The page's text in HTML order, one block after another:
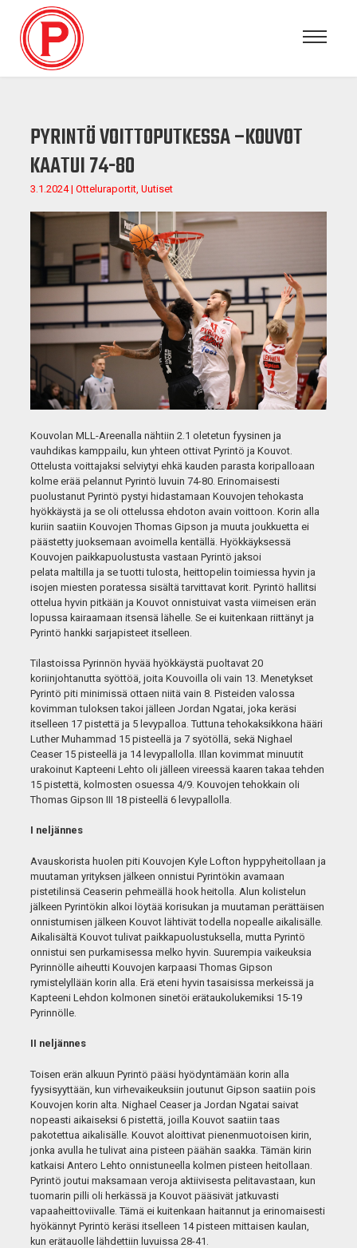
PYRINTÖ VOITTOPUTKESSA –KOUVOT
KAATUI 74-80
3.1.2024 | Otteluraportit, Uutiset
Kouvolan MLL-Areenalla nähtiin 2.1 oletetun fyysinen ja
vauhdikas kamppailu, kun yhteen ottivat Pyrintö ja Kouvot.
Ottelusta voittajaksi selviytyi ehkä kauden parasta koripalloaan
kolme erää pelannut Pyrintö luvuin 74-80. Erinomaisesti
puolustanut Pyrintö pystyi hidastamaan Kouvojen tehokasta
hyökkäystä ja se oli ottelussa ehdoton avain voittoon. Korin alla
kuriin saatiin Kouvojen Thomas Gipson ja muuta joukkuetta ei
päästetty juoksemaan avoimella kentällä. Hyökkäyksessä
Kouvojen paikkapuolustusta vastaan Pyrintö jaksoi
pelata maltilla ja se tuotti tulosta, heittopelin toimiessa hyvin ja
isojen miesten poratessa sisältä tarvittavat korit. Pyrintö hallitsi
ottelua hyvin pitkään ja Kouvot onnistuivat vasta viimeisen erän
lopussa kairaamaan itsensä lähelle. Se ei kuitenkaan riittänyt ja
Pyrintö hankki sarjapisteet itselleen.
Tilastoissa Pyrinnön hyvää hyökkäystä puoltavat 20
koriinjohtanutta syöttöä, joita Kouvoilla oli vain 13. Menetykset
Pyrintö piti minimissä ottaen niitä vain 8. Pisteiden valossa
kovimman tuloksen takoi jälleen Jordan Ngatai, joka keräsi
itselleen 17 pistettä ja 5 levypalloa. Tuttuna tehokaksikkona hääri
Luther Muhammad 15 pisteellä ja 7 syötöllä, sekä Nighael
Ceaser 15 pisteellä ja 14 levypallolla. Illan kovimmat minuutit
urakoinut Kapteeni Lehto oli jälleen vireessä kaaren takaa tehden
15 pistettä, kolmosten osuessa 4/9. Kouvojen tehokkain oli
Thomas Gipson III 18 pisteellä 6 levypallolla.
I neljännes
Avauskorista huolen piti Kouvojen Kyle Lofton hyppyheitollaan ja
muutaman yrityksen jälkeen onnistui Pyrintökin avamaan
pistetilinsä Ceaserin pehmeällä hook heitolla. Alun kolistelun
jälkeen Pyrintökin alkoi löytää korisukan ja muutaman perättäisen
onnistumisen jälkeen Kouvot lähtivät todella nopealle aikalisälle.
Aikalisältä Kouvot tulivat paikkapuolustuksella, mutta Pyrintö
onnistui sen purkamisessa melko hyvin. Suurempia vaikeuksia
Pyrinnölle aiheutti Kouvojen karpaasi Thomas Gipson
rymistelyllään korin alla. Erä eteni hyvin tasaisissa merkeissä ja
Kapteeni Lehdon kolmonen sinetöi erätaukolukemiksi 15-19
Pyrinnölle.
II neljännes
Toisen erän alkuun Pyrintö pääsi hyödyntämään korin alla
fyysisyyttään, kun virhevaikeuksiin joutunut Gipson saatiin pois
Kouvojen korin alta. Nighael Ceaser ja Jordan Ngatai saivat
nopeasti aikaiseksi 6 pistettä, joilla Kouvot saatiin taas
pakotettua aikalisälle. Kouvot aloittivat pienenmuotoisen kirin,
jonka avulla he tulivat aina pisteen päähän saakka. Tämän kirin
katkaisi Antero Lehto onnistuneella kolmen pisteen heitollaan.
Pyrintö joutui maksamaan veroja aktiivisesta pelitavastaan, kun
tuomarin pilli oli herkässä ja Kouvot pääsivät jatkuvasti
vapaaheittoviivalle. Tämä ei kuitenkaan haitannut ja erinomaisesti
hyökännyt Pyrintö keräsi itselleen 14 pisteen mittaisen kaulan,
kun erätauolle lähdettiin luvuissa 28-41.